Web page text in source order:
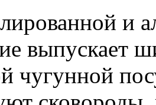
и
выпускает
чугунной